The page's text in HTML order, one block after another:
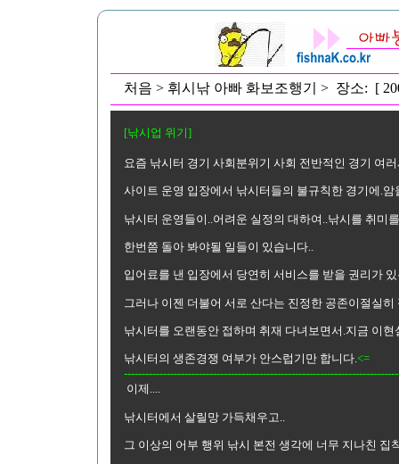
처음 > 휘시낚 아빠 화보조행기 > 장소: [
[낚시업 위기]
요즘 낚시터 경기 사회분위기 사회 전반적인 경기 여
사이트 운영 입장에서 낚시터들의 불규칙한 경기에.암
낚시터 운영들이..어려운 실정의 대하여..낚시를 취미
한번쯤 돌아 봐야될 일들이 있습니다..
입어료를 낸 입장에서 당연히 서비스를 받을 권리가
그러나 이젠 더불어 서로 산다는 진정한 공존이절실
낚시터를 오랜동안 접하며 취재 다녀보면서.지금 이
낚시터의 생존경쟁 여부가 안스럽기만 합니다.<=
이제....
낚시터에서 살릴망 가득채우고..
그 이상의 어부 행위 낚시 본전 생각에 너무 지나친 집